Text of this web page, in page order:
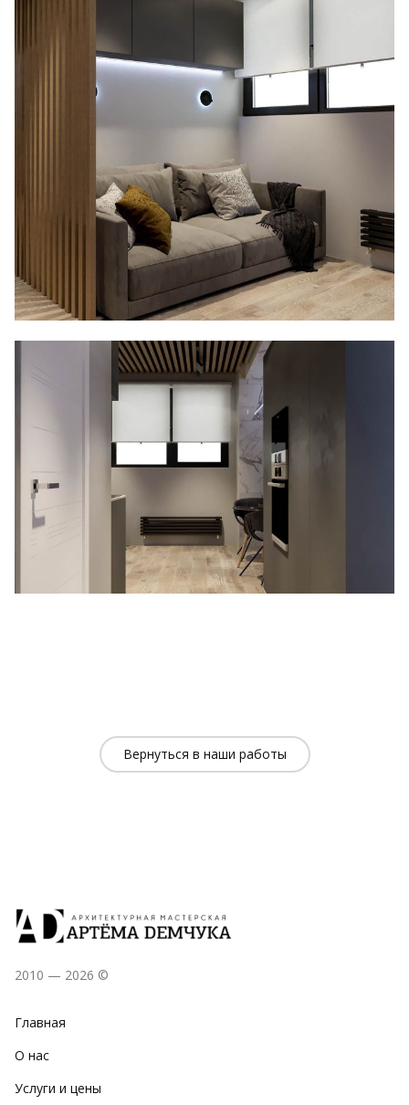
Вернуться в наши работы
2010 — 2026 ©
Главная
О нас
Услуги и цены